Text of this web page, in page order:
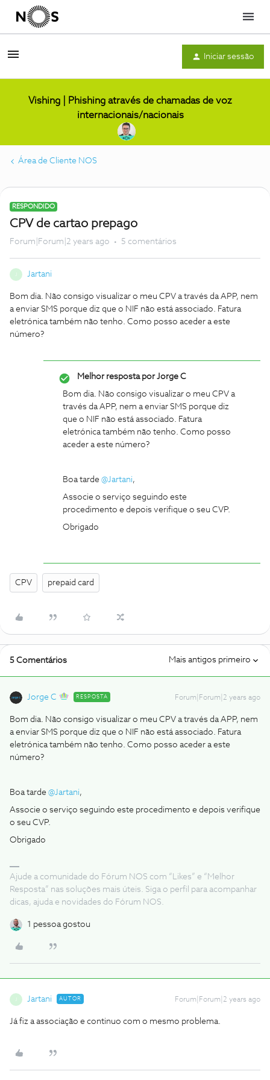
Menu
Iniciar sessão
Vishing | Phishing através de chamadas de voz
internacionais/nacionais
Área de Cliente NOS
RESPONDIDO
CPV de cartao prepago
Forum|Forum|2 years ago 5 comentários
Jartani
Bom dia. Não consigo visualizar o meu CPV a través da APP, nem
a enviar SMS porque diz que o NIF não está associado. Fatura
eletrónica também não tenho. Como posso aceder a este
número?
Melhor resposta porJorge C
Bom dia. Não consigo visualizar o meu CPV a
través da APP, nem a enviar SMS porque diz
que o NIF não está associado. Fatura
eletrónica também não tenho. Como posso
aceder a este número?
Boa tarde @Jartani,
Associe o serviço seguindo este
procedimento e depois verifique o seu CVP.
Obrigado
CPV prepaid card
5 Comentários Mais antigos primeiro
Jorge C RESPOSTA Forum|Forum|2 years ago
Bom dia. Não consigo visualizar o meu CPV a través da APP, nem
a enviar SMS porque diz que o NIF não está associado. Fatura
eletrónica também não tenho. Como posso aceder a este
número?
Boa tarde @Jartani,
Associe o serviço seguindo este procedimento e depois verifique
o seu CVP.
Obrigado
Ajude a comunidade do Fórum NOS com “Likes” e “Melhor
Resposta” nas soluções mais úteis. Siga o perfil para acompanhar
dicas, ajuda e novidades do Fórum NOS.
1 pessoa gostou
Jartani AUTOR Forum|Forum|2 years ago
Já fiz a associação e continuo com o mesmo problema.